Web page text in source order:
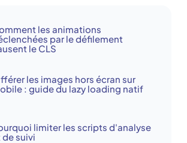
les animations
par le défilement
le CLS
les images hors écran sur
: guide du lazy loading natif
limiter les scripts d'analyse
de suivi